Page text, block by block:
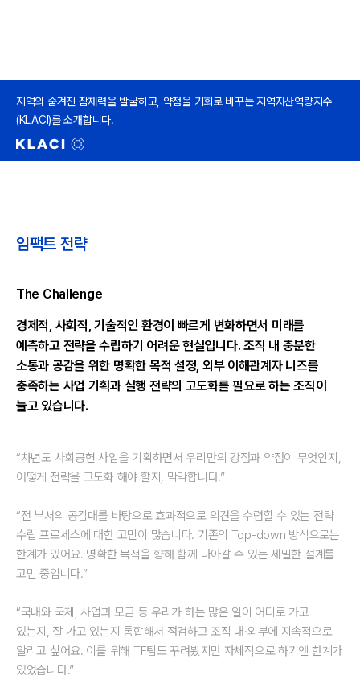
지역의 숨겨진 잠재력을 발굴하고, 약점을 기회로 바꾸는 지역자산역량지수
(KLACI)를 소개합니다.
임팩트 전략
The Challenge
경제적, 사회적, 기술적인 환경이 빠르게 변화하면서 미래를
예측하고 전략을 수립하기 어려운 현실입니다. 조직 내 충분한
소통과 공감을 위한 명확한 목적 설정, 외부 이해관계자 니즈를
충족하는 사업 기획과 실행 전략의 고도화를 필요로 하는 조직이
늘고 있습니다.
“차년도 사회공헌 사업을 기획하면서 우리만의 강점과 약점이 무엇인지,
어떻게 전략을 고도화 해야 할지, 막막합니다.”
“전 부서의 공감대를 바탕으로 효과적으로 의견을 수렴할 수 있는 전략
수립 프로세스에 대한 고민이 많습니다. 기존의 Top-down 방식으로는
한계가 있어요. 명확한 목적을 향해 함께 나아갈 수 있는 세밀한 설계를
고민 중입니다.”
“국내와 국제, 사업과 모금 등 우리가 하는 많은 일이 어디로 가고
있는지, 잘 가고 있는지 통합해서 점검하고 조직 내·외부에 지속적으로
알리고 싶어요. 이를 위해 TF팀도 꾸려봤지만 자체적으로 하기엔 한계가
있었습니다.”